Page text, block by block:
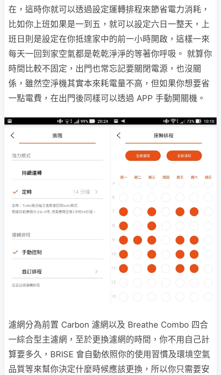
在，這時你就可以透過設定運轉排程來節省電力消耗，
比如你上班如果是一到五，就可以設定六日一整天，上
班日則是設定在你抵達家中的前一小時開啟，這樣一來
每天一回到家空氣都是乾乾淨淨的等著你呼吸。 就算你
時間比較不固定，出門也常忘記要關閉電源，也沒關
係，雖然空淨機其實本來耗電量不高，但如果你想要省
一點電費，在出門後同樣可以透過 APP 手動開關機。
濾網分為前置 Carbon 濾網以及 Breathe Combo 四合
一綜合型主濾網，至於更換濾網的時間，你不用自己計
算要多久，BRISE 會自動依照你的使用習慣及環境空氣
品質等來幫你決定什麼時候應該更換，所以你只需要安